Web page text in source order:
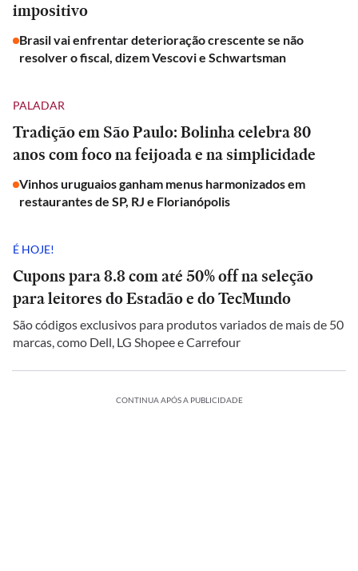
impositivo
Brasil vai enfrentar deterioração crescente se não
resolver o fiscal, dizem Vescovi e Schwartsman
PALADAR
Tradição em São Paulo: Bolinha celebra 80
anos com foco na feijoada e na simplicidade
Vinhos uruguaios ganham menus harmonizados em
restaurantes de SP, RJ e Florianópolis
É HOJE!
Cupons para 8.8 com até 50% off na seleção
para leitores do Estadão e do TecMundo
São códigos exclusivos para produtos variados de mais de 50
marcas, como Dell, LG Shopee e Carrefour
CONTINUA APÓS A PUBLICIDADE